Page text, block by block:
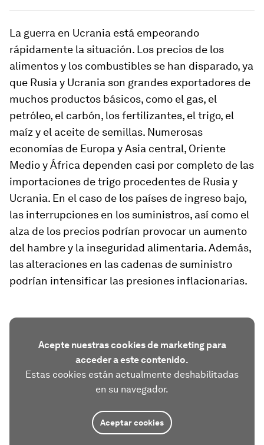
La guerra en Ucrania está empeorando
rápidamente la situación. Los precios de los
alimentos y los combustibles se han disparado, ya
que Rusia y Ucrania son grandes exportadores de
muchos productos básicos, como el gas, el
petróleo, el carbón, los fertilizantes, el trigo, el
maíz y el aceite de semillas. Numerosas
economías de Europa y Asia central, Oriente
Medio y África dependen casi por completo de las
importaciones de trigo procedentes de Rusia y
Ucrania. En el caso de los países de ingreso bajo,
las interrupciones en los suministros, así como el
alza de los precios podrían provocar un aumento
del hambre y la inseguridad alimentaria. Además,
las alteraciones en las cadenas de suministro
podrían intensificar las presiones inflacionarias.
Acepte nuestras cookies de marketing para
acceder a este contenido.
Estas cookies están actualmente deshabilitadas
en su navegador.
Aceptar cookies